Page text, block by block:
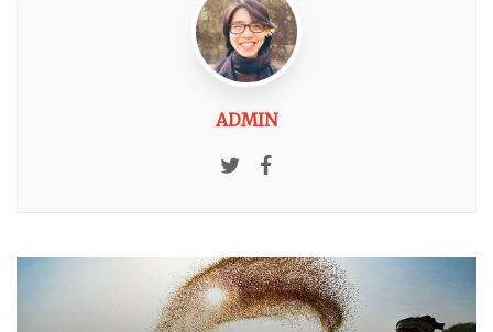
ADMIN
Twitter